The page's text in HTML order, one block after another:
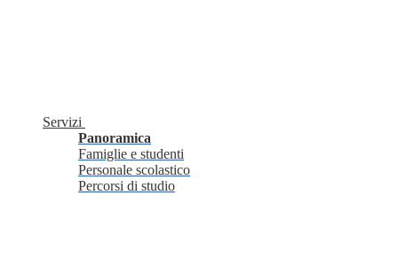
Servizi
Panoramica
Famiglie e studenti
Personale scolastico
Percorsi di studio